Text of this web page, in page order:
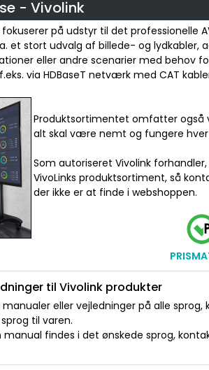
- Vivolink
på udstyr til det professionelle
et stort udvalg af billede- og lydkabler,
eller andre scenarier med behov
via HDBaseT netværk med CAT
Produktsortimentet omfatter også
alt skal være nemt og fungere hver
Som autoriseret Vivolink
VivoLinks produktsortiment, så
der ikke er at finde i webshoppen.
til Vivolink produkter
eller vejledninger på alle
til varen.
findes i det ønskede sprog,